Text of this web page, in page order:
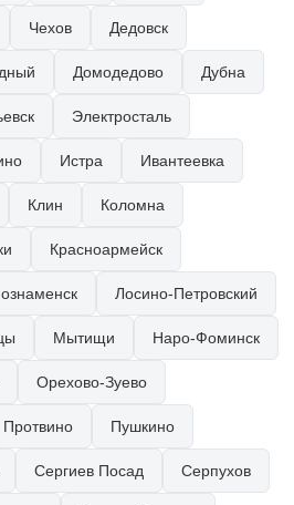
Чехов Дедовск
Домодедово Дубна
Электросталь
Истра Ивантеевка
Клин Коломна
Красноармейск
Лосино-Петровский
Мытищи Наро-Фоминск
Орехово-Зуево
Протвино Пушкино
Сергиев Посад Серпухов